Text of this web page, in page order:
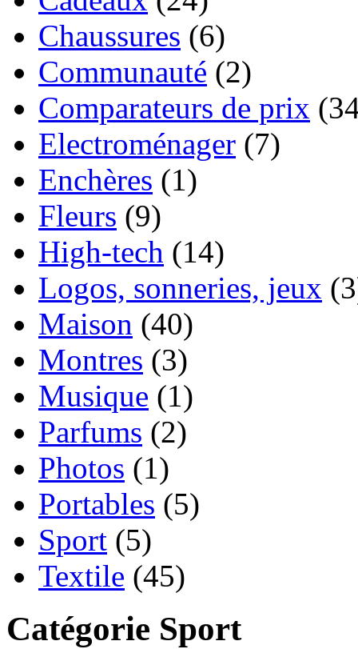
Chaussures (6)
Communauté (2)
Comparateurs de prix
Electroménager (7)
Enchères (1)
Fleurs (9)
High-tech (14)
Logos, sonneries, jeux
Maison (40)
Montres (3)
Musique (1)
Parfums (2)
Photos (1)
Portables (5)
Sport (5)
Textile (45)
Catégorie Sport